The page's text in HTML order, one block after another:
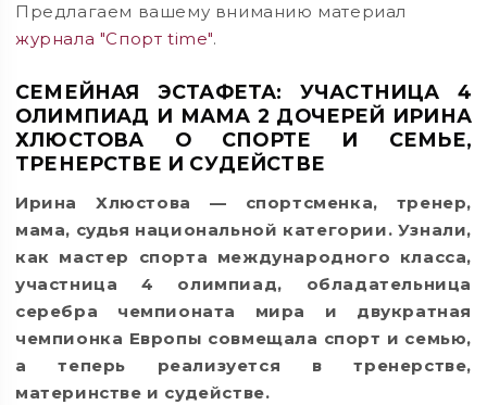
Предлагаем вашему вниманию материал
журнала "Спорт time".
СЕМЕЙНАЯ ЭСТАФЕТА: УЧАСТНИЦА 4
ОЛИМПИАД И МАМА 2 ДОЧЕРЕЙ ИРИНА
ХЛЮСТОВА О СПОРТЕ И СЕМЬЕ,
ТРЕНЕРСТВЕ И СУДЕЙСТВЕ
Ирина Хлюстова — спортсменка, тренер,
мама, судья национальной категории. Узнали,
как мастер спорта международного класса,
участница 4 олимпиад, обладательница
серебра чемпионата мира и двукратная
чемпионка Европы совмещала спорт и семью,
а теперь реализуется в тренерстве,
материнстве и судействе.